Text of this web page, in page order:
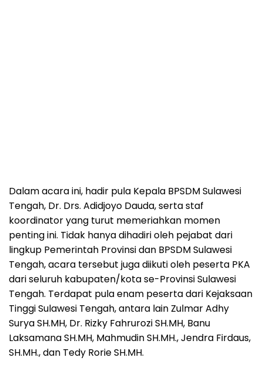
Dalam acara ini, hadir pula Kepala BPSDM Sulawesi
Tengah, Dr. Drs. Adidjoyo Dauda, serta staf
koordinator yang turut memeriahkan momen
penting ini. Tidak hanya dihadiri oleh pejabat dari
lingkup Pemerintah Provinsi dan BPSDM Sulawesi
Tengah, acara tersebut juga diikuti oleh peserta PKA
dari seluruh kabupaten/kota se-Provinsi Sulawesi
Tengah. Terdapat pula enam peserta dari Kejaksaan
Tinggi Sulawesi Tengah, antara lain Zulmar Adhy
Surya SH.MH, Dr. Rizky Fahrurozi SH.MH, Banu
Laksamana SH.MH, Mahmudin SH.MH., Jendra Firdaus,
SH.MH., dan Tedy Rorie SH.MH.